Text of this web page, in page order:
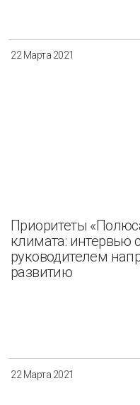
22 Марта 2021
Приоритеты
климата: интервью
руководителем
развитию
22 Марта 2021